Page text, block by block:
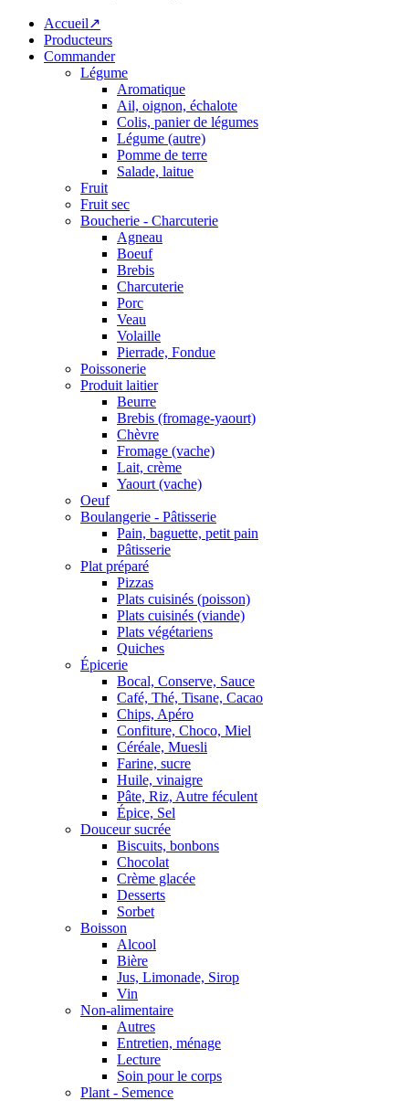
Accueil↗
Producteurs
Commander
Légume
Aromatique
Ail, oignon, échalote
Colis, panier de légumes
Légume (autre)
Pomme de terre
Salade, laitue
Fruit
Fruit sec
Boucherie - Charcuterie
Agneau
Boeuf
Brebis
Charcuterie
Porc
Veau
Volaille
Pierrade, Fondue
Poissonerie
Produit laitier
Beurre
Brebis (fromage-yaourt)
Chèvre
Fromage (vache)
Lait, crème
Yaourt (vache)
Oeuf
Boulangerie - Pâtisserie
Pain, baguette, petit pain
Pâtisserie
Plat préparé
Pizzas
Plats cuisinés (poisson)
Plats cuisinés (viande)
Plats végétariens
Quiches
Épicerie
Bocal, Conserve, Sauce
Café, Thé, Tisane, Cacao
Chips, Apéro
Confiture, Choco, Miel
Céréale, Muesli
Farine, sucre
Huile, vinaigre
Pâte, Riz, Autre féculent
Épice, Sel
Douceur sucrée
Biscuits, bonbons
Chocolat
Crème glacée
Desserts
Sorbet
Boisson
Alcool
Bière
Jus, Limonade, Sirop
Vin
Non-alimentaire
Autres
Entretien, ménage
Lecture
Soin pour le corps
Plant - Semence